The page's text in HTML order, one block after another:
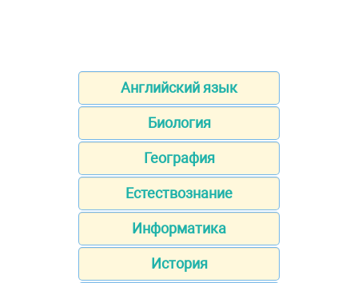
Английский язык
Биология
География
Естествознание
Информатика
История